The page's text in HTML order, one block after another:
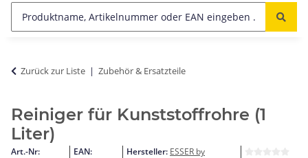
Zurück zur Liste Zubehör & Ersatzteile
Reiniger für Kunststoffrohre (1
Liter)
Art.-Nr:
EAN:
Hersteller: ESSER by